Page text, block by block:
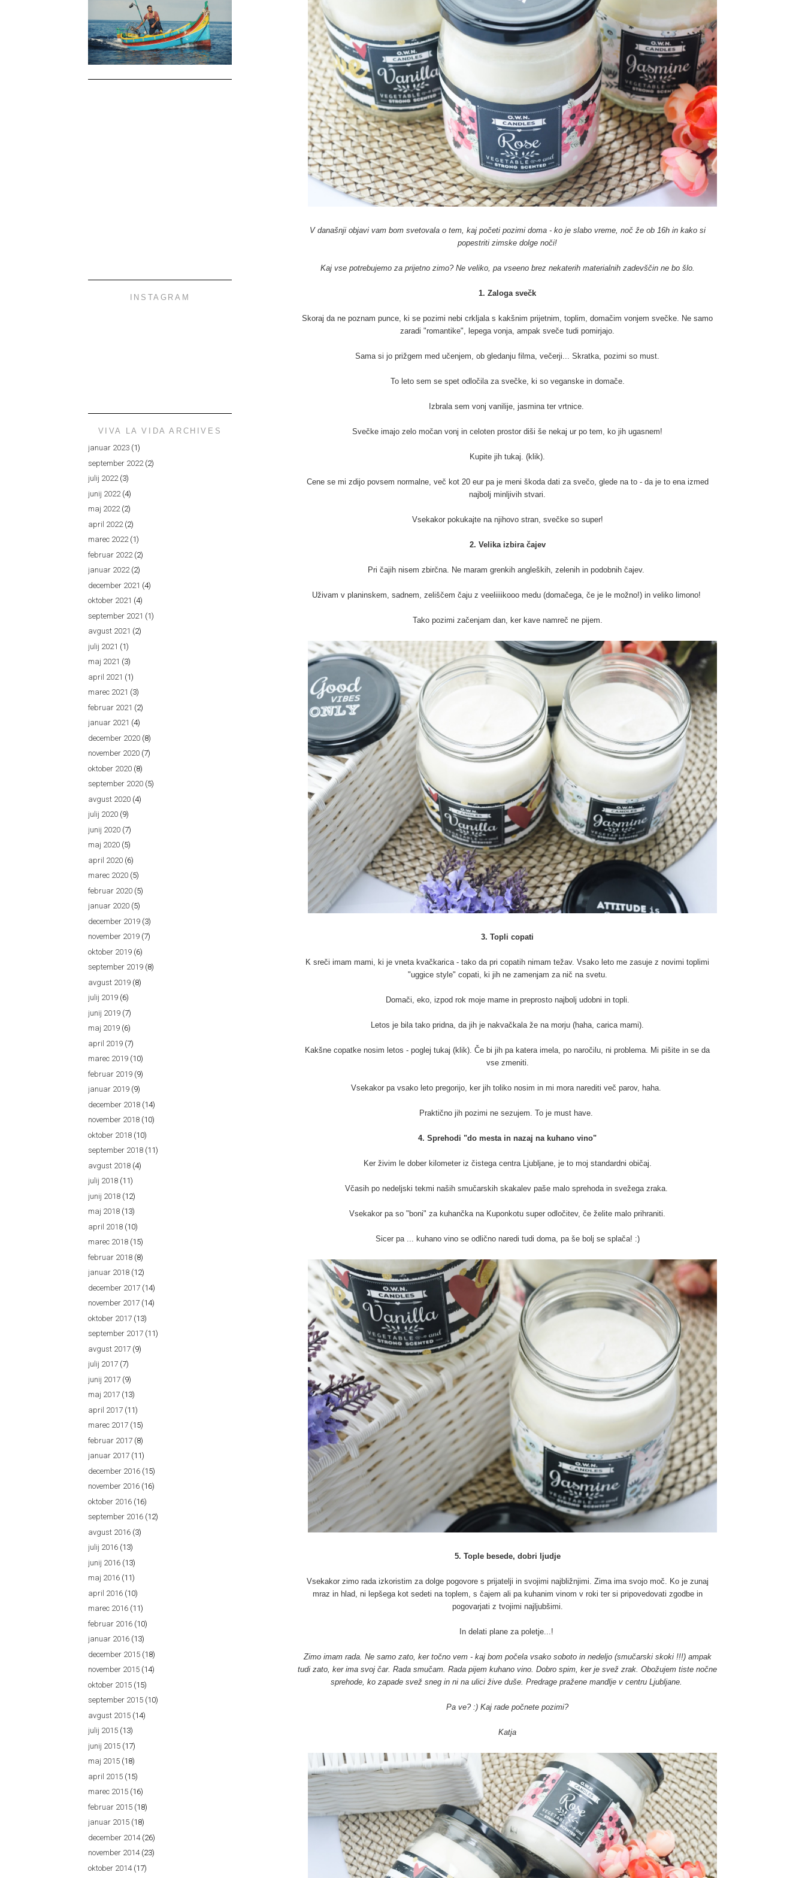
V današnji objavi vam bom svetovala o tem, kaj početi pozimi doma - ko je slabo vreme, noč že ob 16h in kako si
popestriti zimske dolge noči!
Kaj vse potrebujemo za prijetno zimo? Ne veliko, pa vseeno brez nekaterih materialnih zadevščin ne bo šlo.
1. Zaloga svečk
Skoraj da ne poznam punce, ki se pozimi nebi crkljala s kakšnim prijetnim, toplim, domačim vonjem svečke. Ne samo
zaradi "romantike", lepega vonja, ampak sveče tudi pomirjajo.
Sama si jo prižgem med učenjem, ob gledanju filma, večerji... Skratka, pozimi so must.
To leto sem se spet odločila za svečke, ki so veganske in domače.
Izbrala sem vonj vanilije, jasmina ter vrtnice.
Svečke imajo zelo močan vonj in celoten prostor diši še nekaj ur po tem, ko jih ugasnem!
Kupite jih tukaj. (klik).
Cene se mi zdijo povsem normalne, več kot 20 eur pa je meni škoda dati za svečo, glede na to - da je to ena izmed
najbolj minljivih stvari.
Vsekakor pokukajte na njihovo stran, svečke so super!
2. Velika izbira čajev
Pri čajih nisem zbirčna. Ne maram grenkih angleških, zelenih in podobnih čajev.
Uživam v planinskem, sadnem, zeliščem čaju z veeliiiikooo medu (domačega, če je le možno!) in veliko limono!
Tako pozimi začenjam dan, ker kave namreč ne pijem.
3. Topli copati
K sreči imam mami, ki je vneta kvačkarica - tako da pri copatih nimam težav. Vsako leto me zasuje z novimi toplimi
"uggice style" copati, ki jih ne zamenjam za nič na svetu.
Domači, eko, izpod rok moje mame in preprosto najbolj udobni in topli.
Letos je bila tako pridna, da jih je nakvačkala že na morju (haha, carica mami).
Kakšne copatke nosim letos - poglej tukaj (klik). Če bi jih pa katera imela, po naročilu, ni problema. Mi pišite in se da
vse zmeniti.
Vsekakor pa vsako leto pregorijo, ker jih toliko nosim in mi mora narediti več parov, haha.
Praktično jih pozimi ne sezujem. To je must have.
4. Sprehodi "do mesta in nazaj na kuhano vino"
Ker živim le dober kilometer iz čistega centra Ljubljane, je to moj standardni običaj.
Včasih po nedeljski tekmi naših smučarskih skakalev paše malo sprehoda in svežega zraka.
Vsekakor pa so "boni" za kuhančka na Kuponkotu super odločitev, če želite malo prihraniti.
Sicer pa ... kuhano vino se odlično naredi tudi doma, pa še bolj se splača! :)
5. Tople besede, dobri ljudje
Vsekakor zimo rada izkoristim za dolge pogovore s prijatelji in svojimi najbližnjimi. Zima ima svojo moč. Ko je zunaj
mraz in hlad, ni lepšega kot sedeti na toplem, s čajem ali pa kuhanim vinom v roki ter si pripovedovati zgodbe in
pogovarjati z tvojimi najljubšimi.
In delati plane za poletje...!
Zimo imam rada. Ne samo zato, ker točno vem - kaj bom počela vsako soboto in nedeljo (smučarski skoki !!!) ampak
tudi zato, ker ima svoj čar. Rada smučam. Rada pijem kuhano vino. Dobro spim, ker je svež zrak. Obožujem tiste nočne
sprehode, ko zapade svež sneg in ni na ulici žive duše. Predrage pražene mandlje v centru Ljubljane.
Pa ve? :) Kaj rade počnete pozimi?
Katja
INSTAGRAM
VIVA LA VIDA ARCHIVES
januar 2023 (1)
september 2022 (2)
julij 2022(3)
junij 2022 (4)
maj 2022(2)
april 2022 (2)
marec 2022(1)
februar 2022 (2)
januar 2022(2)
december 2021 (4)
oktober 2021 (4)
september 2021 (1)
avgust 2021 (2)
julij 2021 (1)
maj 2021 (3)
april 2021 (1)
marec 2021 (3)
februar 2021 (2)
januar 2021 (4)
december 2020 (8)
november 2020 (7)
oktober 2020 (8)
september 2020 (5)
avgust 2020 (4)
julij 2020 (9)
junij 2020 (7)
maj 2020 (5)
april 2020 (6)
marec 2020 (5)
februar 2020 (5)
januar 2020 (5)
december 2019 (3)
november 2019 (7)
oktober 2019 (6)
september 2019 (8)
avgust 2019 (8)
julij 2019 (6)
junij 2019 (7)
maj 2019 (6)
april 2019 (7)
marec 2019 (10)
februar 2019 (9)
januar 2019 (9)
december 2018 (14)
november 2018 (10)
oktober 2018 (10)
september 2018 (11)
avgust 2018 (4)
julij 2018 (11)
junij 2018 (12)
maj 2018 (13)
april 2018 (10)
marec 2018 (15)
februar 2018 (8)
januar 2018 (12)
december 2017 (14)
november 2017 (14)
oktober 2017 (13)
september 2017 (11)
avgust 2017 (9)
julij 2017 (7)
junij 2017 (9)
maj 2017 (13)
april 2017 (11)
marec 2017 (15)
februar 2017 (8)
januar 2017 (11)
december 2016 (15)
november 2016 (16)
oktober 2016 (16)
september 2016 (12)
avgust 2016 (3)
julij 2016 (13)
junij 2016 (13)
maj 2016 (11)
april 2016 (10)
marec 2016 (11)
februar 2016 (10)
januar 2016 (13)
december 2015 (18)
november 2015 (14)
oktober 2015 (15)
september 2015 (10)
avgust 2015 (14)
julij 2015 (13)
junij 2015 (17)
maj 2015 (18)
april 2015 (15)
marec 2015 (16)
februar 2015 (18)
januar 2015 (18)
december 2014(26)
november 2014(23)
oktober 2014(17)